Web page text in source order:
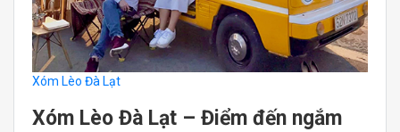
Xóm Lèo Đà Lạt
Xóm Lèo Đà Lạt – Điểm đến ngắm